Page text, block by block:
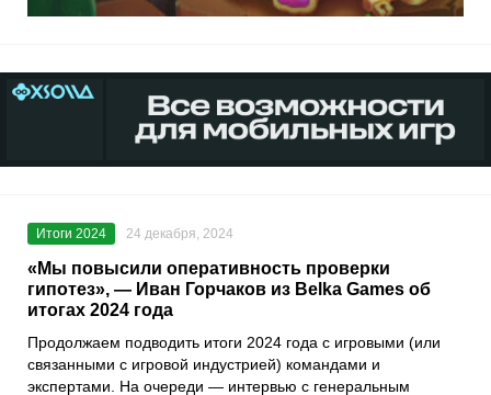
Итоги 2024 24 декабря, 2024
«Мы повысили оперативность проверки
гипотез», — Иван Горчаков из Belka Games об
итогах 2024 года
Продолжаем подводить итоги 2024 года с игровыми (или
связанными с игровой индустрией) командами и
экспертами. На очереди — интервью с генеральным